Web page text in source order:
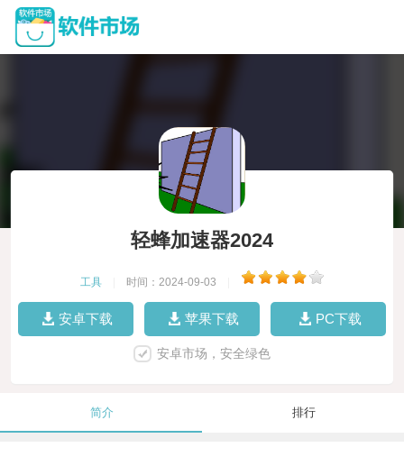
轻蜂加速器2024
工具 时间：2024-09-03
安卓下载 苹果下载 PC下载
安卓市场，安全绿色
简介 排行